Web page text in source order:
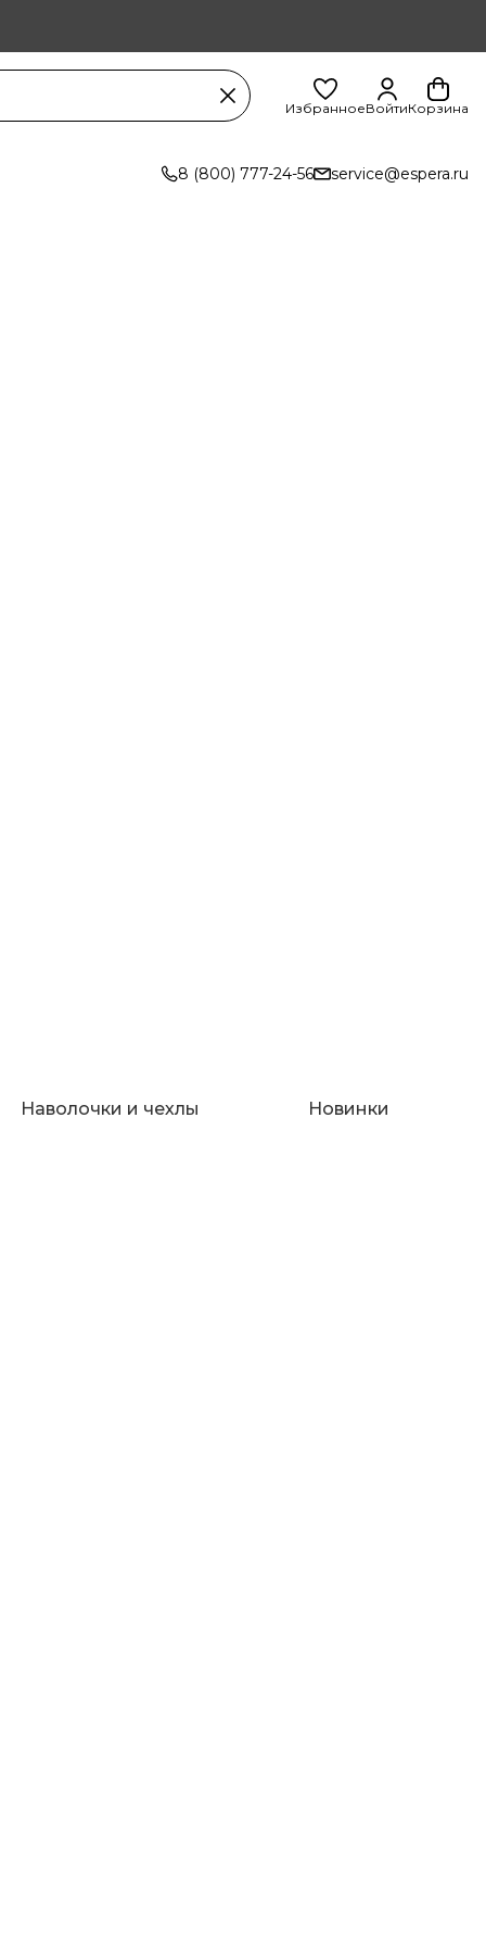
ИзбранноеВойтиКорзина
8 (800) 777-24-56 service@espera.ru
Наволочки и чехлы Новинки